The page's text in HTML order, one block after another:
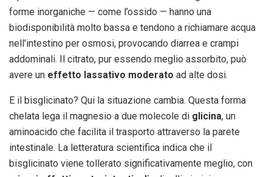
forme inorganiche — come l’ossido — hanno una
biodisponibilità molto bassa e tendono a richiamare acqua
nell’intestino per osmosi, provocando diarrea e crampi
addominali. Il citrato, pur essendo meglio assorbito, può
avere un effetto lassativo moderato ad alte dosi.
E il bisglicinato? Qui la situazione cambia. Questa forma
chelata lega il magnesio a due molecole di glicina, un
aminoacido che facilita il trasporto attraverso la parete
intestinale. La letteratura scientifica indica che il
bisglicinato viene tollerato significativamente meglio, con